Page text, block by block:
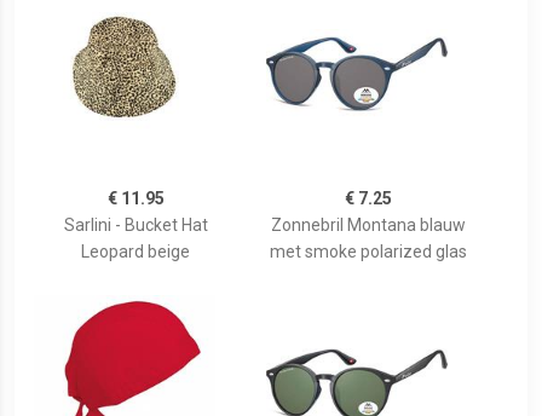
€ 11.95
Sarlini - Bucket Hat
Leopard beige
€ 7.25
Zonnebril Montana blauw
met smoke polarized glas